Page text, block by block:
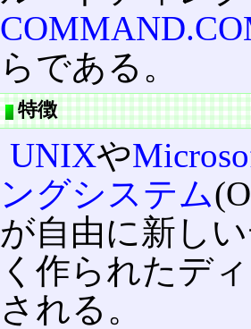
らである。
特徴
UNIXや
ングシステム
が自由に新し
く作られたデ
される。